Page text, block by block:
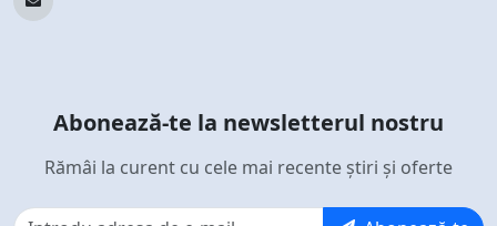
Abonează-te la newsletterul nostru
Rămâi la curent cu cele mai recente știri și oferte